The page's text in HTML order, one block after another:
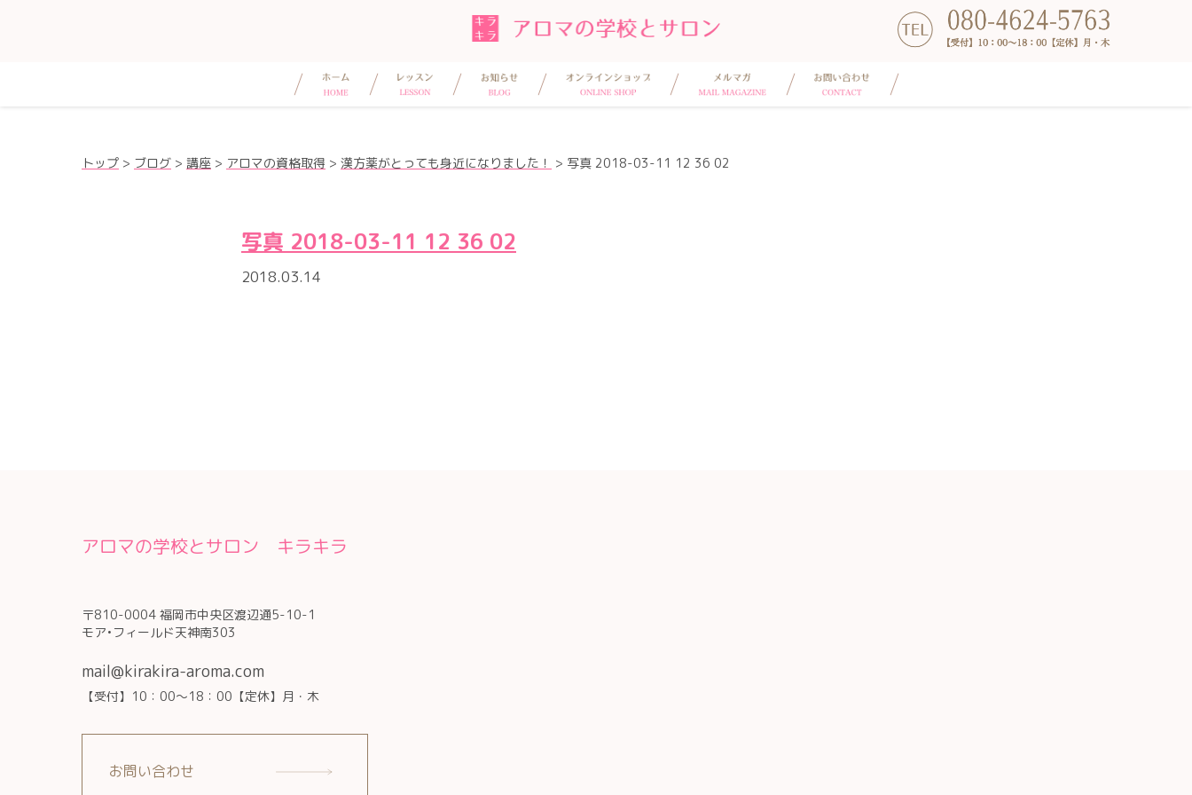
トップ > ブログ > 講座 > アロマの資格取得 > 漢方薬がとっても身近になりました！ > 写真 2018-03-11 12 36 02
写真 2018-03-11 12 36 02
2018.03.14
アロマの学校とサロン キラキラ
〒810-0004 福岡市中央区渡辺通5-10-1
モア•フィールド天神南303
mail@kirakira-aroma.com
【受付】10：00～18：00【定休】月・木
お問い合わせ